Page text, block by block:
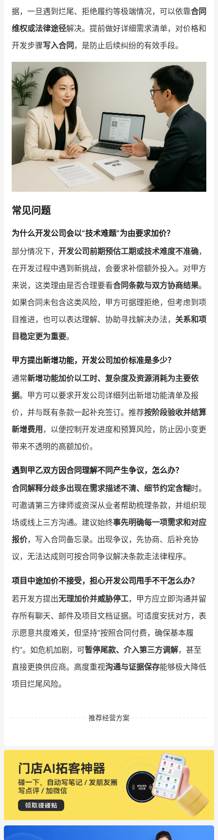
据，一旦遇到烂尾、拒绝履约等极端情况，可以依靠合同
维权或法律途径解决。提前做好详细需求清单，对价格和
开发步骤写入合同 ，是防止后续纠纷的有效手段。
常见问题
为什么开发公司会以“技术难题”为由要求加价？
部分情况下， 开发公司前期预估工期或技术难度不准确，
在开发过程中遇到新挑战，会要求补偿额外投入。对甲方
来说，这类理由是否合理要看合同条款与双方协商结果。
如果合同未包含这类风险，甲方可据理拒绝，但考虑到项
目推进，也可以表达理解、协助寻找解决办法， 关系和项
目稳定更为重要。
甲方提出新增功能，开发公司加价标准是多少？
通常新增功能加价以工时、复杂度及资源消耗为主要依
据。甲方可以要求开发公司详细列出新增功能清单及报
价，并与既有条款一起补充签订。推荐按阶段验收并结算
新增费用 ，以便控制开发进度和预算风险，防止因小变更
带来不透明的高额加价。
遇到甲乙双方因合同理解不同产生争议，怎么办？
合同解释分歧多出现在需求描述不清、细节约定含糊时。
可邀请第三方律师或资深从业者帮助梳理条款，并组织现
场或线上三方沟通。建议始终事先明确每一项需求和对应
报价，写入合同备忘录。出现争议，先协商、后补充协
议，无法达成则可按合同争议解决条款走法律程序。
项目中途加价不接受，担心开发公司甩手不干怎么办？
若开发方提出无理加价并威胁停工，甲方应立即沟通并留
存所有聊天、邮件及项目文档证据。可适度安抚对方，表
示愿意共度难关，但坚持“按照合同付费，确保基本履
约”。如危机加剧，可暂停尾款、介入第三方调解，甚至
直接更换供应商。高度重视沟通与证据保存能够极大降低
项目烂尾风险。
推荐经营方案